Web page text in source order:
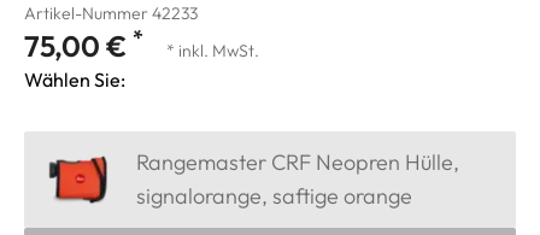
Artikel-Nummer 42233
75,00 € * * inkl. MwSt.
Wählen Sie:
Rangemaster CRF Neopren Hülle,
signalorange, saftige orange